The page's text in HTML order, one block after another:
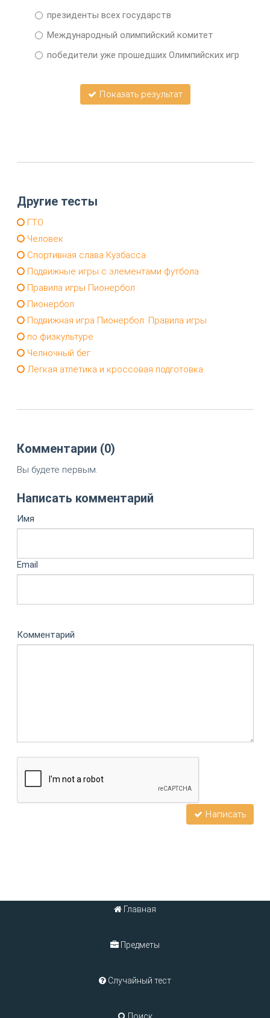
президенты всех государств
Международный олимпийский комитет
победители уже прошедших Олимпийских игр
Показать результат
Другие тесты
ГТО
Человек
Спортивная слава Кузбасса
Подвижные игры с элементами футбола
Правила игры Пионербол
Пионербол
Подвижная игра Пионербол. Правила игры
по физкультуре
Челночный бег
Лёгкая атлетика и кроссовая подготовка
Комментарии (0)
Вы будете первым.
Написать комментарий
Имя
Email
Комментарий
Написать
Главная
Предметы
Случайный тест